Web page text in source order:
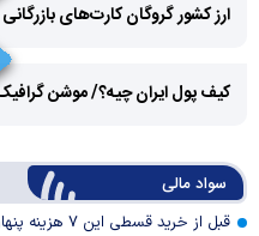
ارز کشور گروگان کارت‌های بازرگانی
کیف پول ایران چیه؟/ موشن
سواد مالی
قبل از خرید قسطی این ۷ هزینه پنهان را بشناسید